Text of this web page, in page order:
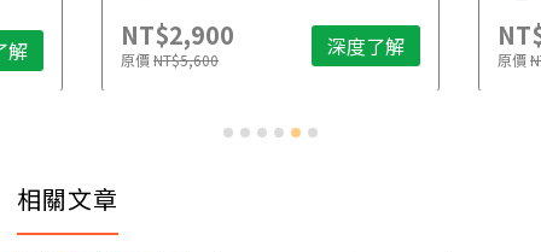
解 NT$2,900
原價NT$5,600 深度了解 原價
相關文章